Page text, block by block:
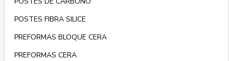
POSTES FIBRA SILICE
PREFORMAS BLOQUE CERA
PREFORMAS CERA